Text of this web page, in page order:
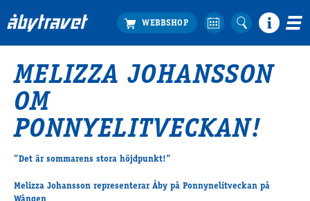
Köp biljett
Travprogrammet
Boka ställplats
Bra att veta
Restauranger
Hotell nära oss
MELIZZA JOHANSSON
OM
PONNYELITVECKAN!
”Det är sommarens stora höjdpunkt!”
Melizza Johansson representerar Åby på Ponnynelitveckan på